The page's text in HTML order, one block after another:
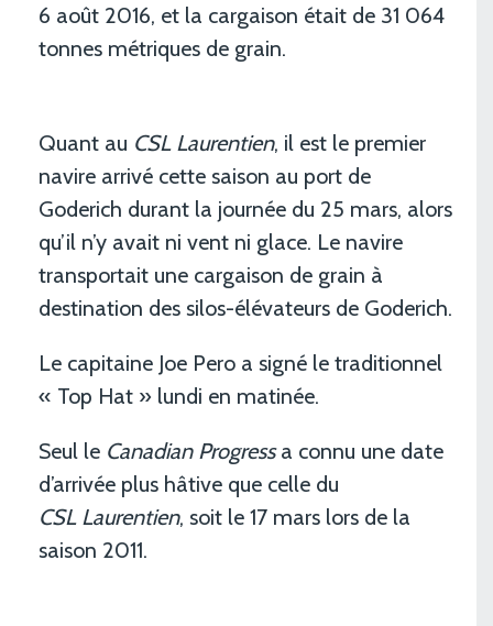
6 août 2016, et la cargaison était de 31 064
tonnes métriques de grain.
Quant au CSL Laurentien, il est le premier
navire arrivé cette saison au port de
Goderich durant la journée du 25 mars, alors
qu’il n’y avait ni vent ni glace. Le navire
transportait une cargaison de grain à
destination des silos-élévateurs de Goderich.
Le capitaine Joe Pero a signé le traditionnel
« Top Hat » lundi en matinée.
Seul le Canadian Progressa connu une date
d’arrivée plus hâtive que celle du
CSL Laurentien, soit le 17 mars lors de la
saison 2011.